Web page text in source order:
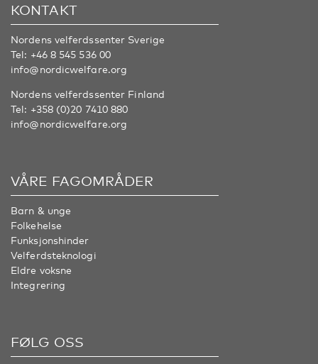
KONTAKT
Nordens velferdssenter Sverige
Tel: +46 8 545 536 00
info@nordicwelfare.org
Nordens velferdssenter Finland
Tel: +358 (0)20 7410 880
info@nordicwelfare.org
VÅRE FAGOMRÅDER
Barn & unge
Folkehelse
Funksjonshinder
Velferdsteknologi
Eldre voksne
Integrering
FØLG OSS